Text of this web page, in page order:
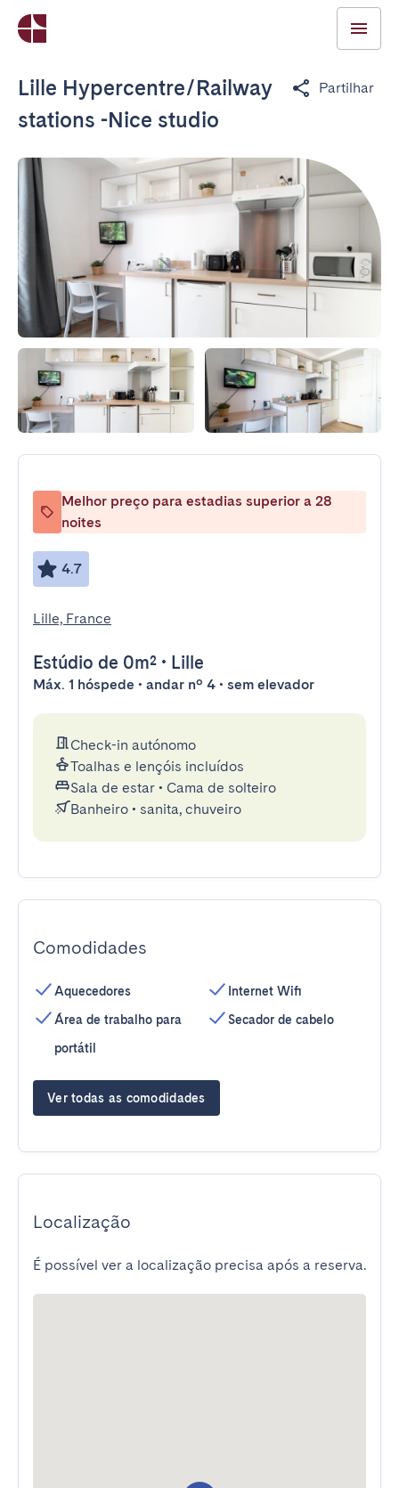
Lille Hypercentre/Railway
stations -Nice studio
Partilhar
Melhor preço para estadias superior a 28
noites
4.7
Lille, France
Estúdio de 0m² • Lille
Máx. 1 hóspede • andar nº 4 • sem elevador
Check-in autónomo
Toalhas e lençóis incluídos
Sala de estar • Cama de solteiro
Banheiro • sanita, chuveiro
Comodidades
Aquecedores
Área de trabalho para
portátil
Internet Wifi
Secador de cabelo
Ver todas as comodidades
Localização
É possível ver a localização precisa após a reserva.